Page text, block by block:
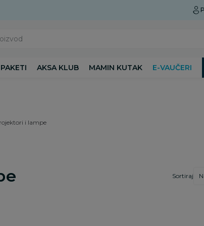
AKSA KLUB MAMIN KUTAK E-VAUČERI
i lampe
Sortiraj